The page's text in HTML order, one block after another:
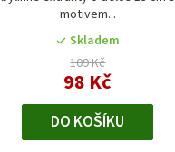
motivem...
Skladem
109 Kč
98 Kč
DO KOŠÍKU